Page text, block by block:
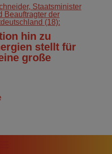
Staatsminister
Beauftragter der
(18):
hin zu
stellt für
große